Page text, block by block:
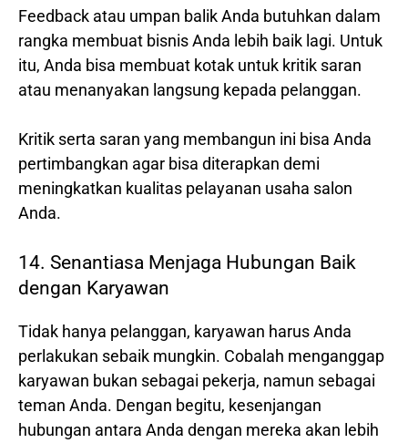
Feedback atau umpan balik Anda butuhkan dalam
rangka membuat bisnis Anda lebih baik lagi. Untuk
itu, Anda bisa membuat kotak untuk kritik saran
atau menanyakan langsung kepada pelanggan.
Kritik serta saran yang membangun ini bisa Anda
pertimbangkan agar bisa diterapkan demi
meningkatkan kualitas pelayanan usaha salon
Anda.
14. Senantiasa Menjaga Hubungan Baik
dengan Karyawan
Tidak hanya pelanggan, karyawan harus Anda
perlakukan sebaik mungkin. Cobalah menganggap
karyawan bukan sebagai pekerja, namun sebagai
teman Anda. Dengan begitu, kesenjangan
hubungan antara Anda dengan mereka akan lebih